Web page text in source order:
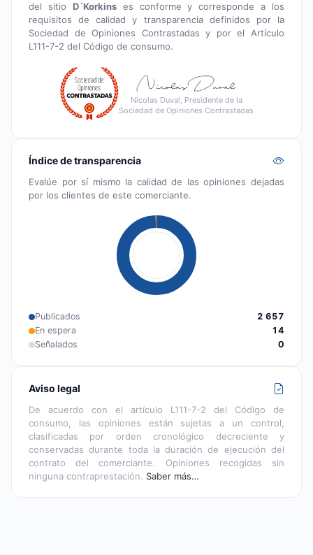
del sitio D´Korkinses conforme y corresponde a los
requisitos de calidad y transparencia definidos por la
Sociedad de Opiniones Contrastadas y por el Artículo
L111-7-2 del Código de consumo.
Nicolas Duval, Presidente de la
Sociedad de Opiniones Contrastadas
Índice de transparencia
Evalúe por sí mismo la calidad de las opiniones dejadas
por los clientes de este comerciante.
Publicados
2 657
En espera
14
Señalados
0
Aviso legal
De acuerdo con el artículo L111-7-2 del Código de
consumo, las opiniones están sujetas a un control,
clasificadas por orden cronológico decreciente y
conservadas durante toda la duración de ejecución del
contrato del comerciante. Opiniones recogidas sin
ninguna contraprestación. Saber más…